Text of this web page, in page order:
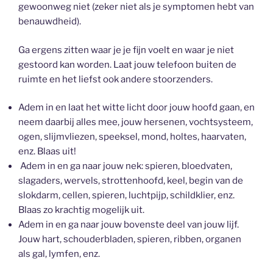
gewoonweg niet (zeker niet als je symptomen hebt van
benauwdheid).
Ga ergens zitten waar je je fijn voelt en waar je niet
gestoord kan worden. Laat jouw telefoon buiten de
ruimte en het liefst ook andere stoorzenders.
Adem in en laat het witte licht door jouw hoofd gaan, en
neem daarbij alles mee, jouw hersenen, vochtsysteem,
ogen, slijmvliezen, speeksel, mond, holtes, haarvaten,
enz. Blaas uit!
Adem in en ga naar jouw nek: spieren, bloedvaten,
slagaders, wervels, strottenhoofd, keel, begin van de
slokdarm, cellen, spieren, luchtpijp, schildklier, enz.
Blaas zo krachtig mogelijk uit.
Adem in en ga naar jouw bovenste deel van jouw lijf.
Jouw hart, schouderbladen, spieren, ribben, organen
als gal, lymfen, enz.